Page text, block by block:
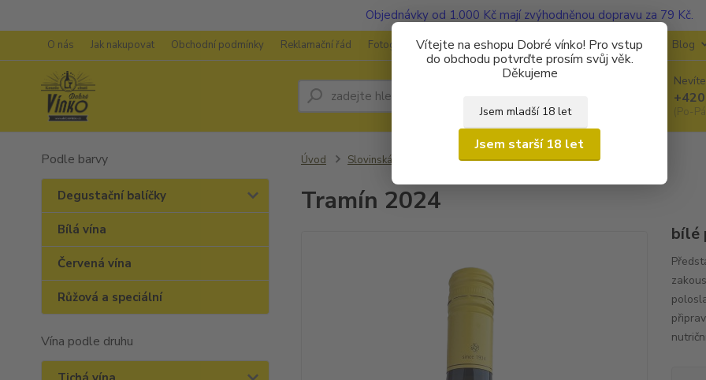
Objednávky od 1.000 Kč mají zvýhodněnou dopravu za 79 Kč.
Vítejte na eshopu Dobré vínko! Pro vstup
do obchodu potvrďte prosím svůj věk.
Děkujeme
Jsem mladší 18 let
Jsem starší 18 let
O nás Jak nakupovat Obchodní podmínky Reklamační řád Fotogalerie Kontakty Ochrana soukromí O vinařstvích Blog
(Po-
Podle barvy
Degustační balíčky
Bílá vína
Červená vína
Růžová a speciální
Vína podle druhu
Úvod Slovinská vína P&F (Jeruzalem - Ormož) Tramín 2024
Tramín 2024
bílé